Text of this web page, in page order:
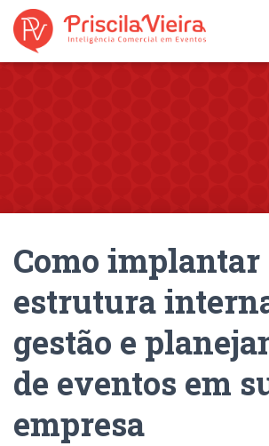
Como implantar
estrutura
gestão e
de eventos em
empresa